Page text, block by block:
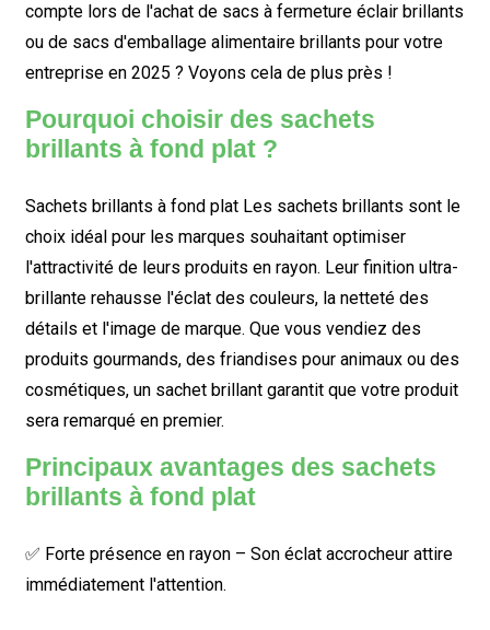
compte lors de l'achat de sacs à fermeture éclair brillants
ou de sacs d'emballage alimentaire brillants pour votre
entreprise en 2025 ? Voyons cela de plus près !
Pourquoi choisir des sachets
brillants à fond plat ?
Sachets brillants à fond platLes sachets brillants sont le
choix idéal pour les marques souhaitant optimiser
l'attractivité de leurs produits en rayon. Leur finition ultra-
brillante rehausse l'éclat des couleurs, la netteté des
détails et l'image de marque. Que vous vendiez des
produits gourmands, des friandises pour animaux ou des
cosmétiques, un sachet brillant garantit que votre produit
sera remarqué en premier.
Principaux avantages des sachets
brillants à fond plat
✅ Forte présence en rayon – Son éclat accrocheur attire
immédiatement l'attention.